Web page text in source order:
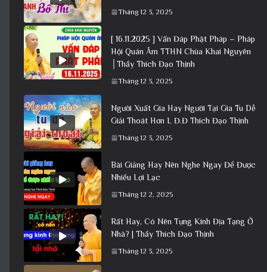
Tháng 12 3, 2025
[ 16.11.2025 ] Vấn Đáp Phật Pháp – Pháp
Hội Quán Âm TTHN Chùa Khai Nguyên
│Thầy Thích Đạo Thịnh
Tháng 12 3, 2025
Người Xuất Gia Hay Người Tại Gia Tu Dễ
Giải Thoát Hơn L Đ.Đ Thích Đạo Thịnh
Tháng 12 3, 2025
Bài Giảng Hay Nên Nghe Ngay Để Được
Nhiều Lợi Lạc
Tháng 12 2, 2025
Rất Hay, Có Nên Tụng Kinh Địa Tạng Ở
Nhà? | Thầy Thích Đạo Thịnh
Tháng 12 3, 2025